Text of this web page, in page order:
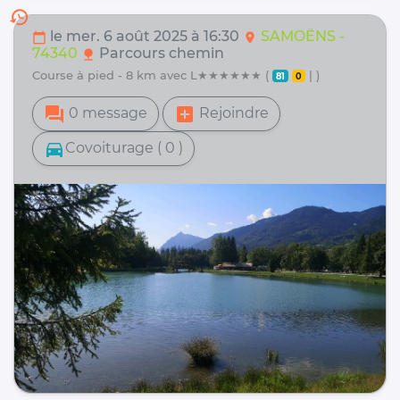
history
calendar_today le mer. 6 août 2025 à 16:30 location_on SAMOËNS -
74340 nature Parcours chemin
course à pied - 8 km avec L★★★★★★ ( 81 0 | )
forum 0 message add_box Rejoindre
directions_car Covoiturage ( 0 )